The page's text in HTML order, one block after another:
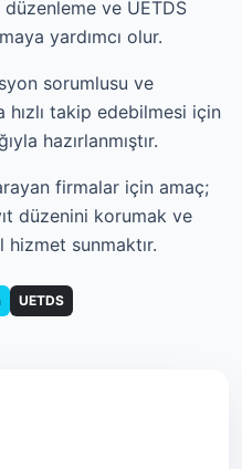
ve UETDS
yardımcı olur.
sorumlusu ve
takip edebilmesi için
hazırlanmıştır.
firmalar için amaç;
düzenini korumak ve
sunmaktır.
UETDS